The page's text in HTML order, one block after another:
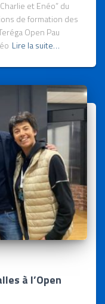
et Enéo” du
de formation des
Open Pau
Lire la suite…
à l’Open